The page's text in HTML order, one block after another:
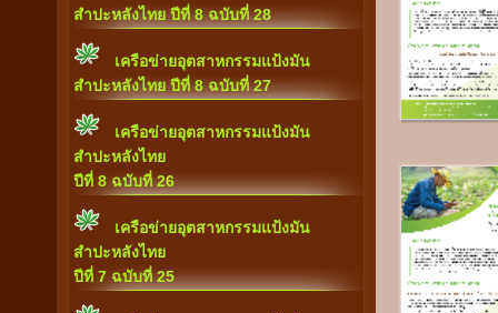
สำปะหลังไทย ปีที่ 8 ฉบับที่ 28
เครือข่ายอุตสาหกรรมแป้งมัน
สำปะหลังไทย ปีที่ 8 ฉบับที่ 27
เครือข่ายอุตสาหกรรมแป้งมัน
สำปะหลังไทย
ปีที่ 8 ฉบับที่ 26
เครือข่ายอุตสาหกรรมแป้งมัน
สำปะหลังไทย
ปีที่ 7 ฉบับที่ 25